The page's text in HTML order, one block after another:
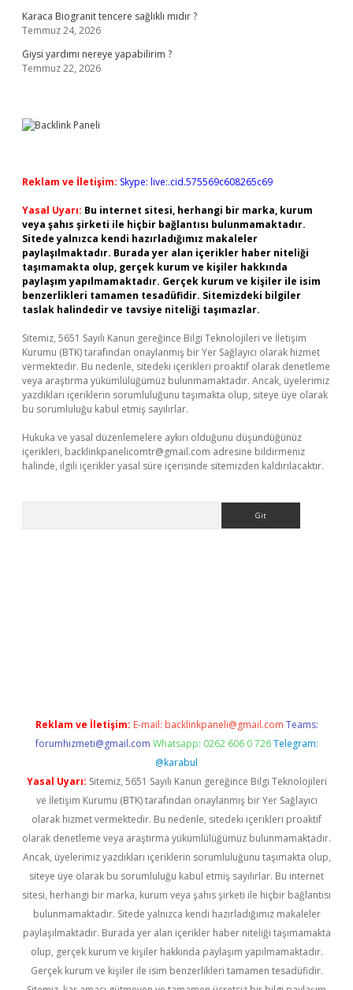
Karaca Biogranit tencere sağlıklı mıdır ?
Temmuz 24, 2026
Giysi yardımı nereye yapabilirim ?
Temmuz 22, 2026
Reklam ve İletişim: Skype: live:.cid.575569c608265c69
Yasal Uyarı: Bu internet sitesi, herhangi bir marka, kurum
veya şahıs şirketi ile hiçbir bağlantısı bulunmamaktadır.
Sitede yalnızca kendi hazırladığımız makaleler
paylaşılmaktadır. Burada yer alan içerikler haber niteliği
taşımamakta olup, gerçek kurum ve kişiler hakkında
paylaşım yapılmamaktadır. Gerçek kurum ve kişiler ile isim
benzerlikleri tamamen tesadüfidir. Sitemizdeki bilgiler
taslak halindedir ve tavsiye niteliği taşımazlar.
Sitemiz, 5651 Sayılı Kanun gereğince Bilgi Teknolojileri ve İletişim
Kurumu (BTK) tarafından onaylanmış bir Yer Sağlayıcı olarak hizmet
vermektedir. Bu nedenle, sitedeki içerikleri proaktif olarak denetleme
veya araştırma yükümlülüğümüz bulunmamaktadır. Ancak, üyelerimiz
yazdıkları içeriklerin sorumluluğunu taşımakta olup, siteye üye olarak
bu sorumluluğu kabul etmiş sayılırlar.
Hukuka ve yasal düzenlemelere aykırı olduğunu düşündüğünüz
içerikleri, backlinkpanelicomtr@gmail.com adresine bildirmeniz
halinde, ilgili içerikler yasal süre içerisinde sitemizden kaldırılacaktır.
Reklam ve İletişim: E-mail: backlinkpaneli@gmail.com Teams:
forumhizmeti@gmail.com Whatsapp: 0262 606 0 726 Telegram:
@karabul
Yasal Uyarı: Sitemiz, 5651 Sayılı Kanun gereğince Bilgi Teknolojileri
ve İletişim Kurumu (BTK) tarafından onaylanmış bir Yer Sağlayıcı
olarak hizmet vermektedir. Bu nedenle, sitedeki içerikleri proaktif
olarak denetleme veya araştırma yükümlülüğümüz bulunmamaktadır.
Ancak, üyelerimiz yazdıkları içeriklerin sorumluluğunu taşımakta olup,
siteye üye olarak bu sorumluluğu kabul etmiş sayılırlar. Bu internet
sitesi, herhangi bir marka, kurum veya şahıs şirketi ile hiçbir bağlantısı
bulunmamaktadır. Sitede yalnızca kendi hazırladığımız makaleler
paylaşılmaktadır. Burada yer alan içerikler haber niteliği taşımamakta
olup, gerçek kurum ve kişiler hakkında paylaşım yapılmamaktadır.
Gerçek kurum ve kişiler ile isim benzerlikleri tamamen tesadüfidir.